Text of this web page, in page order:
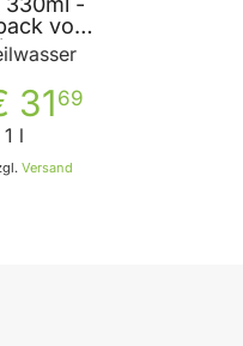
von
31 69
Versand
l